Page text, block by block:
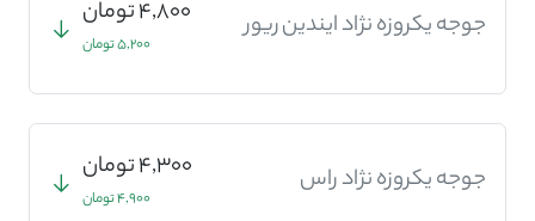
جوجه یکروزه نژاد ایندین ریور 4,800 تومان
5,200 تومان
جوجه یکروزه نژاد راس 4,300 تومان
4,900 تومان